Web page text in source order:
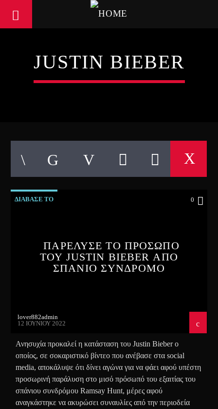
JUSTIN BIEBER
ΔΙΑΒΑΣΕ ΤΟ 0
ΠΑΡΕΛΥΣΕ ΤΟ ΠΡΟΣΩΠΟ
ΤΟΥ JUSTIN BIEBER ΑΠΟ
ΣΠΑΝΙΟ ΣΥΝΔΡΟΜΟ
lover882admin
12 ΙΟΥΝΊΟΥ 2022
Ανησυχία προκαλεί η κατάσταση του Justin Bieber o
οποίος, σε σοκαριστικό βίντεο που ανέβασε στα social
media, αποκάλυψε ότι δίνει αγώνα για να φάει αφού υπέστη
προσωρινή παράλυση στο μισό πρόσωπό του εξαιτίας του
σπάνιου συνδρόμου Ramsay Hunt, μέρες αφού
αναγκάστηκε να ακυρώσει συναυλίες από την περιοδεία